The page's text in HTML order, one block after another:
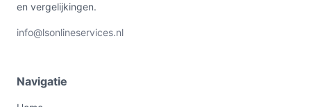
en vergelijkingen.
info@lsonlineservices.nl
Navigatie